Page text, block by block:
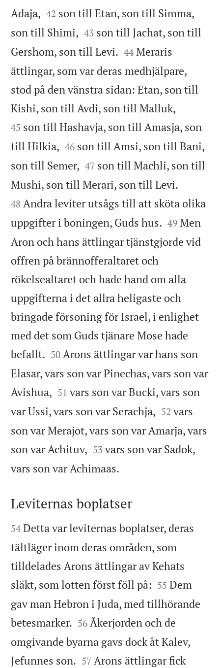
Adaja, 

42 son till Etan, son till Simma,
son till Shimi, 

43 son till Jachat, son till
Gershom, son till Levi. 

44 Meraris
ättlingar, som var deras medhjälpare,
stod på den vänstra sidan: Etan, son till
Kishi, son till Avdi, son till Malluk,
45 son till Hashavja, son till Amasja, son
till Hilkia, 

46 son till Amsi, son till Bani,
son till Semer, 

47 son till Machli, son till
Mushi, son till Merari, son till Levi.
48 Andra leviter utsågs till att sköta olika
uppgifter i boningen, Guds hus. 

49 Men
Aron och hans ättlingar tjänstgjorde vid
offren på brännofferaltaret och
rökelsealtaret och hade hand om alla
uppgifterna i det allra heligaste och
bringade försoning för Israel, i enlighet
med det som Guds tjänare Mose hade
befallt. 

50 Arons ättlingar var hans son
Elasar, vars son var Pinechas, vars son var
Avishua, 

51 vars son var Bucki, vars son
var Ussi, vars son var Serachja, 

52 vars
son var Merajot, vars son var Amarja, vars
son var Achituv, 

53 vars son var Sadok,
vars son var Achimaas.

Leviternas boplatser

54 Detta var leviternas boplatser, deras
tältläger inom deras områden, som
tilldelades Arons ättlingar av Kehats
släkt, som lotten först föll på: 

55 Dem
gav man Hebron i Juda, med tillhörande
betesmarker. 

56 Åkerjorden och de
omgivande byarna gavs dock åt Kalev,
Jefunnes son. 

57 Arons ättlingar fick